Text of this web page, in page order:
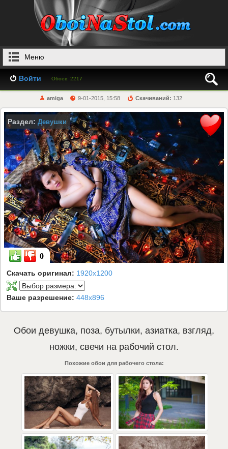
Меню
Войти Обоев: 2217
amiga 9-01-2015, 15:58 Скачиваний: 132
Раздел: Девушки
0
Скачать оригинал: 1920x1200
Ваше разрешение: 448x896
Обои девушка, поза, бутылки, азиатка, взгляд,
ножки, свечи на рабочий стол.
Похожие обои для рабочего стола: